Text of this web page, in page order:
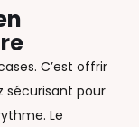
C’est offrir
sécurisant pour
Le